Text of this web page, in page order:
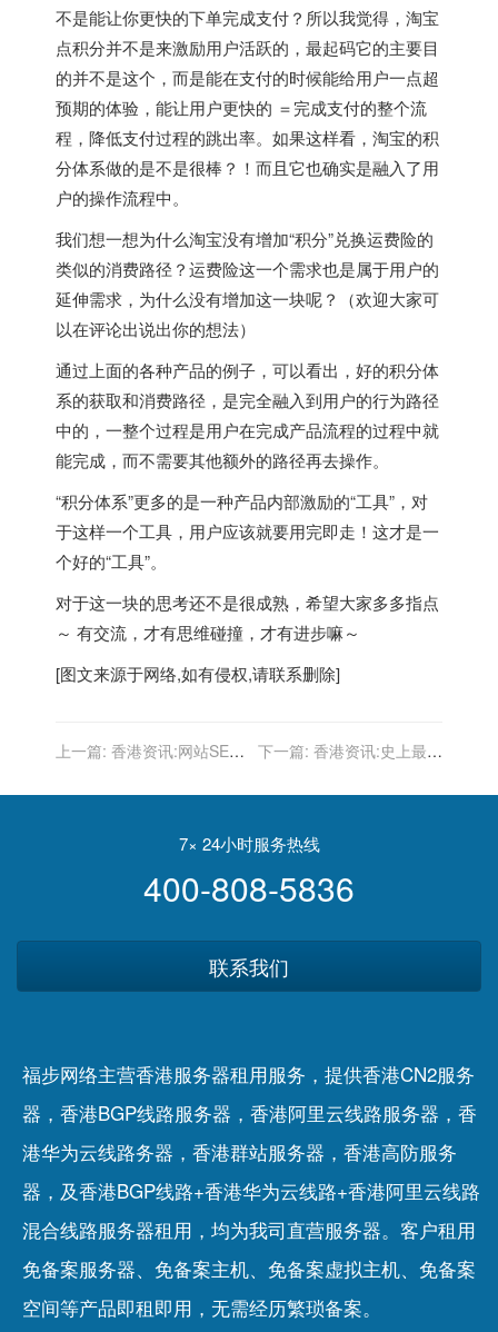
不是能让你更快的下单完成支付？所以我觉得，淘宝
点积分并不是来激励用户活跃的，最起码它的主要目
的并不是这个，而是能在支付的时候能给用户一点超
预期的体验，能让用户更快的 ＝完成支付的整个流
程，降低支付过程的跳出率。如果这样看，淘宝的积
分体系做的是不是很棒？！而且它也确实是融入了用
户的操作流程中。
我们想一想为什么淘宝没有增加“积分”兑换运费险的
类似的消费路径？运费险这一个需求也是属于用户的
延伸需求，为什么没有增加这一块呢？（欢迎大家可
以在评论出说出你的想法）
通过上面的各种产品的例子，可以看出，好的积分体
系的获取和消费路径，是完全融入到用户的行为路径
中的，一整个过程是用户在完成产品流程的过程中就
能完成，而不需要其他额外的路径再去操作。
“积分体系”更多的是一种产品内部激励的“工具”，对
于这样一个工具，用户应该就要用完即走！这才是一
个好的“工具”。
对于这一块的思考还不是很成熟，希望大家多多指点
～ 有交流，才有思维碰撞，才有进步嘛～
[图文来源于网络,如有侵权,请联系删除]
上一篇: 香港资讯:网站SEO
下一篇: 香港资讯:史上最全
及SEO解决方法
7× 24小时服务热线
400-808-5836
联系我们
福步网络主营香港服务器租用服务，提供香港CN2服务
器，香港BGP线路服务器，香港阿里云线路服务器，香
港华为云线路务器，香港群站服务器，香港高防服务
器，及香港BGP线路+香港华为云线路+香港阿里云线路
混合线路服务器租用，均为我司直营服务器。客户租用
免备案服务器、 免备案主机、 免备案虚拟主机、 免备案
空间等产品即租即用，无需经历繁琐备案。